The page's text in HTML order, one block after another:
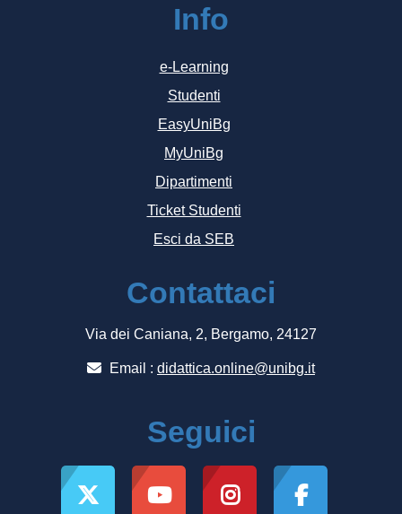
Info
e-Learning
Studenti
EasyUniBg
MyUniBg
Dipartimenti
Ticket Studenti
Esci da SEB
Contattaci
Via dei Caniana, 2, Bergamo, 24127
Email : didattica.online@unibg.it
Seguici